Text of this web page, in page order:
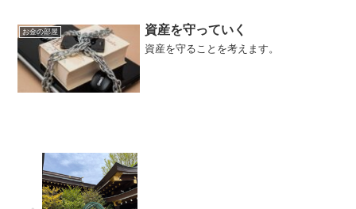
お金の部屋 資産を守っていく
資産を守ることを考えます。